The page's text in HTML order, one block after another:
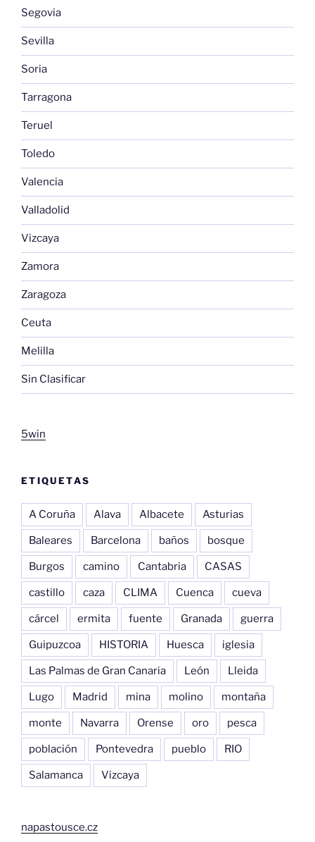
Segovia
Sevilla
Soria
Tarragona
Teruel
Toledo
Valencia
Valladolid
Vizcaya
Zamora
Zaragoza
Ceuta
Melilla
Sin Clasificar
5win
ETIQUETAS
A Coruña Alava Albacete Asturias
Baleares Barcelona baños bosque
Burgos camino Cantabria CASAS
castillo caza CLIMA Cuenca cueva
cárcel ermita fuente Granada guerra
Guipuzcoa HISTORIA Huesca iglesia
Las Palmas de Gran Canaria León Lleida
Lugo Madrid mina molino montaña
monte Navarra Orense oro pesca
población Pontevedra pueblo RIO
Salamanca Vizcaya
napastousce.cz